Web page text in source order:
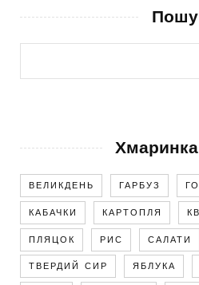
Хмаринка
ВЕЛИКДЕНЬ ГАРБУЗ
КАБАЧКИ КАРТОПЛЯ
ПЛЯЦОК РИС САЛАТИ
ТВЕРДИЙ СИР ЯБЛУКА